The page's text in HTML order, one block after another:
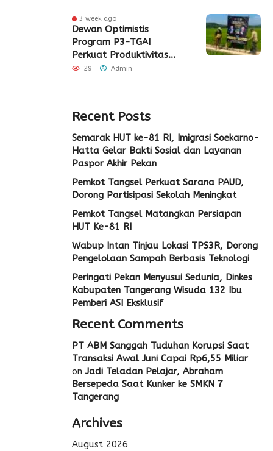
3 week ago
Dewan Optimistis
Program P3-TGAI
Perkuat Produktivitas
Pertanian di Lebak
29 Admin
Recent Posts
Semarak HUT ke-81 RI, Imigrasi Soekarno-
Hatta Gelar Bakti Sosial dan Layanan
Paspor Akhir Pekan
Pemkot Tangsel Perkuat Sarana PAUD,
Dorong Partisipasi Sekolah Meningkat
Pemkot Tangsel Matangkan Persiapan
HUT Ke-81 RI
Wabup Intan Tinjau Lokasi TPS3R, Dorong
Pengelolaan Sampah Berbasis Teknologi
Peringati Pekan Menyusui Sedunia, Dinkes
Kabupaten Tangerang Wisuda 132 Ibu
Pemberi ASI Eksklusif
Recent Comments
PT ABM Sanggah Tuduhan Korupsi Saat
Transaksi Awal Juni Capai Rp6,55 Miliar
on Jadi Teladan Pelajar, Abraham
Bersepeda Saat Kunker ke SMKN 7
Tangerang
Archives
August 2026